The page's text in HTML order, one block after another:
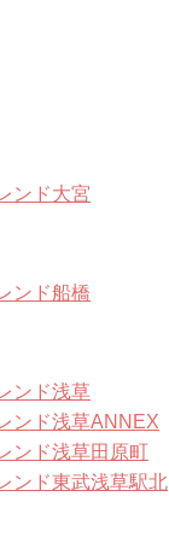
ンド大宮
ンド船橋
ンド浅草
ンド浅草ANNEX
ンド浅草田原町
ンド東武浅草駅北